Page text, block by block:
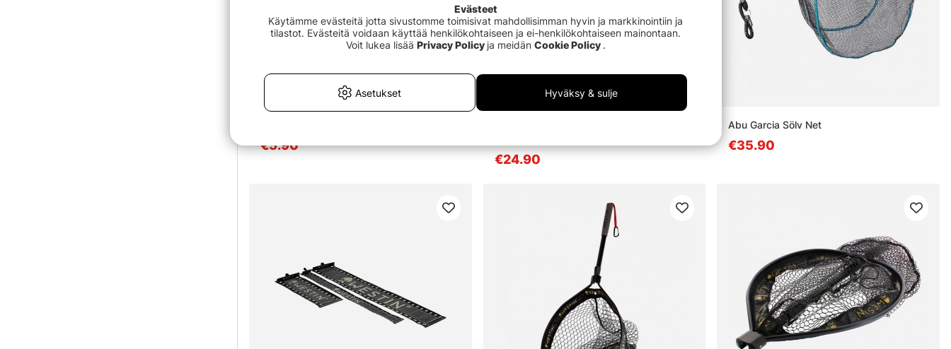
€5.90
€24.90
Abu Garcia Sölv Net
€35.90
Evästeet
Käytämme evästeitä jotta sivustomme toimisivat mahdollisimman hyvin ja markkinointiin ja
tilastot. Evästeitä voidaan käyttää henkilökohtaiseen ja ei-henkilökohtaiseen mainontaan.
Voit lukea lisää Privacy Policy ja meidän Cookie Policy .
Asetukset Hyväksy & sulje